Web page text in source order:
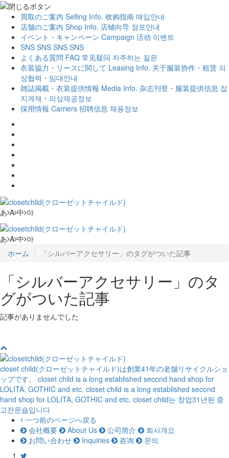
買取のご案内 Selling Info. 收购指南 매입안내
店舗のご案内 Shop Info. 店铺向导 점포안내
イベント・キャンペーン Campaign 活动 이벤트
SNS SNS SNS SNS
よくある質問 FAQ 常见疑问 자주하는 질문
衣装協力・リースに関して Leasing Info. 关于服装协作・租赁 의
상협력・임대안내
雑誌掲載・衣装提供情報 Media Info. 杂志刊登・服装提供信息 잡
지게재・의상제공정보
採用情報 Carriers 招聘信息 채용정보
あ A 中 아
あ A 中 아
ホーム
「シルバーアクセサリー」のタグがついた記事
「シルバーアクセサリー」のタ
グがついた記事
記事がありませんでした
closet child(クローゼットチャイルド)は創業41年の老舗リサイクルショ
ップです。
closet child is a long established second hand shop for
LOLITA, GOTHIC and etc. closet child is a long established second
hand shop for LOLITA, GOTHIC and etc. closet child는 창업31년된 중
고전문숍입니다
一つ前のページへ戻る
会社概要
About Us 公司简介
회사개요
お問い合わせ
Inquiries 咨询 문의